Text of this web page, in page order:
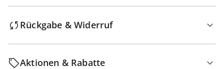
Rückgabe & Widerruf
Aktionen & Rabatte